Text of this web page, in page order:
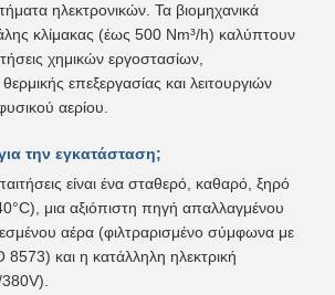
ηλεκτρονικών. Τα βιομηχανικά
κλίμακας (έως 500 Nm³/h) καλύπτουν
χημικών εργοστασίων,
επεξεργασίας και λειτουργιών
αερίου.
την εγκατάσταση;
είναι ένα σταθερό, καθαρό, ξηρό
μια αξιόπιστη πηγή απαλλαγμένου
αέρα (φιλτραρισμένο σύμφωνα με
και η κατάλληλη ηλεκτρική